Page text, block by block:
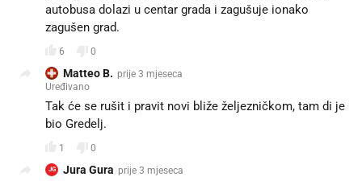
autobusa dolazi u centar grada i zagušuje ionako
zagušen grad.
6 0
Matteo B. prije 3 mjeseca
Uređivano
Tak će se rušit i pravit novi bliže željezničkom, tam di je
bio Gredelj.
1 0
JG Jura Gura prije 3 mjeseca